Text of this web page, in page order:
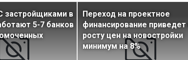
застройщиками в
5-7 банков
Переход на проектное
финансирование приведет
росту цен на новостройки
минимум на 8%